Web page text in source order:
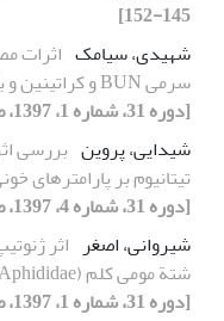
145-152]
شهیدی، سیامک اثرات
سرمی BUN و کراتینین و بافت کلیوی در رت های نر تحت تمرین
[دوره 31، شماره 1، 1397، صفحه 1-13]
شیدایی، پروین بررسی
تیتانیوم بر پارامتر‎های خونی و سرمی موش سفید آزمایشگاهی
[دوره 31، شماره 4، 1397، صفحه 396-404]
شیروانی، اصغر اثر
شتة مومی کلم Brevicoryne brassicae (Hemiptera: Aphididae)
[دوره 31، شماره 1، 1397، صفحه 25-34]